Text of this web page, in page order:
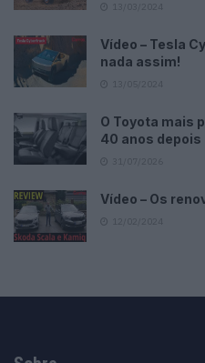
Vídeo – Tesla
nada assim!
O Toyota mais
40 anos depois
Vídeo – Os